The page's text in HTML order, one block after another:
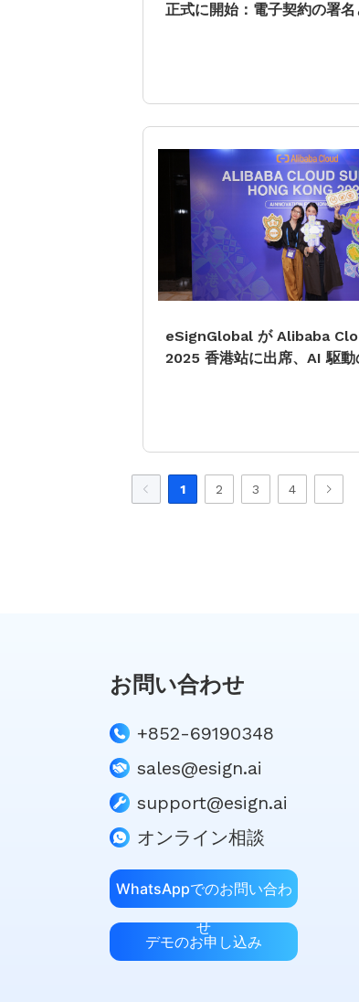
正式に開始：電子契約の署名
eSignGlobal が Alibaba
2025 香港站に出席、AI 駆動
1 2 3 4
お問い合わせ
+852-69190348
sales@esign.ai
support@esign.ai
オンライン相談
WhatsAppでのお問い合わ
せ
デモのお申し込み